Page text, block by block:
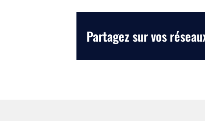
Partagez sur vos